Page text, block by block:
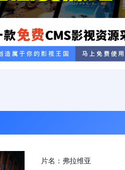
片名：弗拉维亚